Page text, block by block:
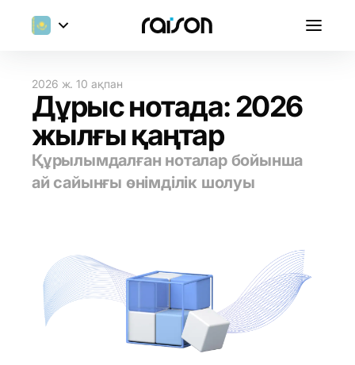
2026 ж. 10 ақпан
Дұрыс нотада: 2026
жылғы қаңтар
Құрылымдалған ноталар бойынша
ай сайынғы өнімділік шолуы